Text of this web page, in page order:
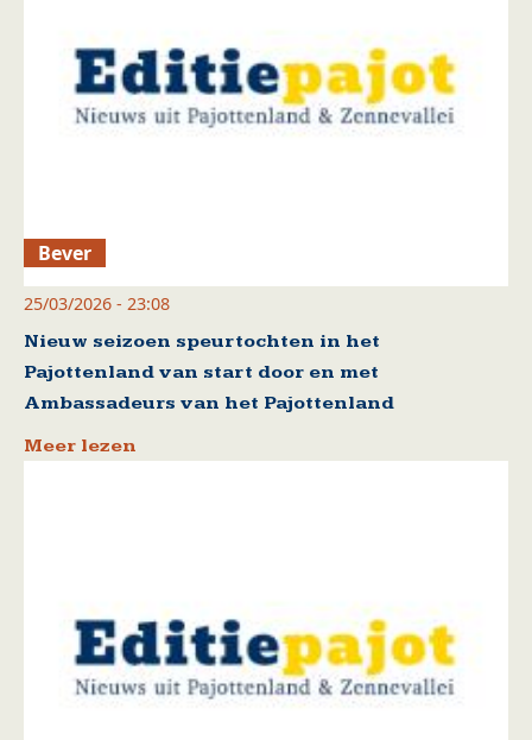
Bever
25/03/2026 - 23:08
Nieuw seizoen speurtochten in het
Pajottenland van start door en met
Ambassadeurs van het Pajottenland
Meer lezen